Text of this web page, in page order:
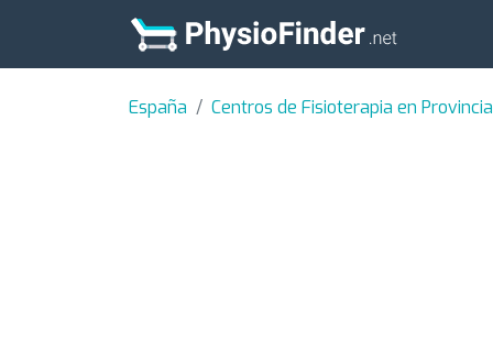
España Centros de Fisioterapia en